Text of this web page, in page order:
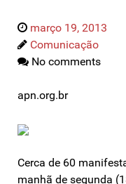
março 19, 2013
Comunicação
No comments
apn.org.br
Cerca de 60
manhã de segunda